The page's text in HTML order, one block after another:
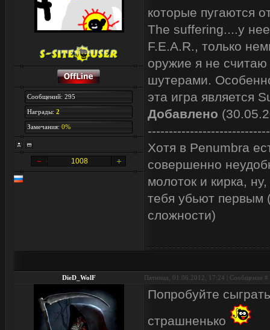
Сообщений: 295
Награды: 2
Замечания: 0%
1008
которые пугаются
The suffering....у
F.E.A.R., только
оружие я не считаю
шутерами.
эта игра является
Добавлено
Хотя в Penumbra
совершенно
молоток и кирка,
тебя убьют первым
сложности)
DieD_WolF Пятница, 01.06.2012, 17:24 | Сообщение #
Попробуйте
страшненько